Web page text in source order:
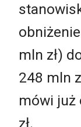
mln zł)
248 mln
mówi już
zł.